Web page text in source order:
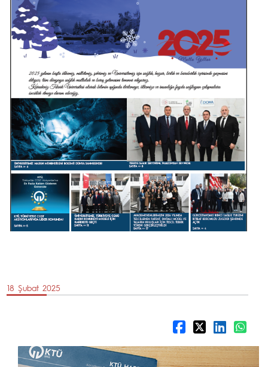
18 Şubat 2025